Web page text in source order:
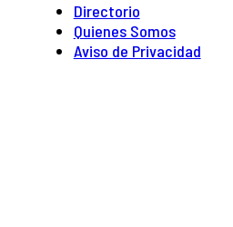
Directorio
Quienes Somos
Aviso de Privacidad